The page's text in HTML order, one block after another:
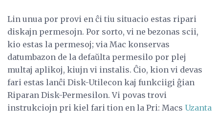
Lin unua por provi en ĉi tiu situacio estas ripari
diskajn permesojn. Por sorto, vi ne bezonas scii,
kio estas la permesoj; via Mac konservas
datumbazon de la defaŭlta permesilo por plej
multaj aplikoj, kiujn vi instalis. Ĉio, kion vi devas
fari estas lanĉi Disk-Utilecon kaj funkciigi ĝian
Riparan Disk-Permesilon. Vi povas trovi
instrukciojn pri kiel fari tion en la Pri: Macs Uzanta